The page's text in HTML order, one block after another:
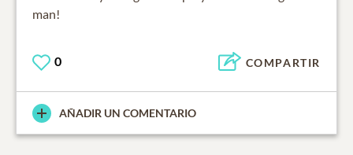
man!
0 COMPARTIR
AÑADIR UN COMENTARIO